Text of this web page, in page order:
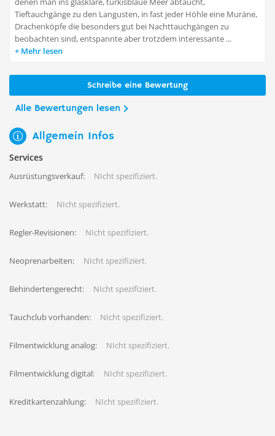
Tieftauchgänge zu den Langusten, in fast jeder Höhle eine Muräne,
Drachenköpfe die besonders gut bei Nachttauchgängen zu
beobachten sind, entspannte aber trotzdem interessante ...
Mehr lesen
Schreibe eine Bewertung
Alle Bewertungen lesen
Allgemein Infos
Services
Ausrüstungsverkauf: NIcht spezifiziert.
Werkstatt: NIcht spezifiziert.
Regler-Revisionen: NIcht spezifiziert.
Neoprenarbeiten: NIcht spezifiziert.
Behindertengerecht: NIcht spezifiziert.
Tauchclub vorhanden: NIcht spezifiziert.
Filmentwicklung analog: NIcht spezifiziert.
Filmentwicklung digital: NIcht spezifiziert.
Kreditkartenzahlung: NIcht spezifiziert.